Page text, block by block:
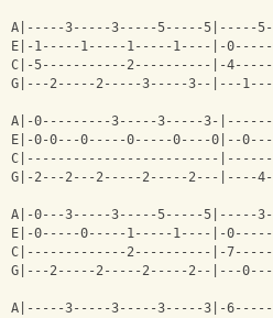
A|-----3-----3-----5-----5|-----
E|-1-----1-----1-----1----|-
C|-5-----------2----------|-
G|---2-----2-----3-----3--|---
A|-0---------3-----3-----3-|------
E|-0-0---0-----0-----0----0|--
C|-------------------------
G|-2---2---2-----2-----2---|----
A|-0---3-----3-----5-----5|-----
E|-0-----0-----1-----1----|-
C|-------------2----------|-
G|---2-----2-----2-----2--|---
A|-----3-----3-----3-----3|-